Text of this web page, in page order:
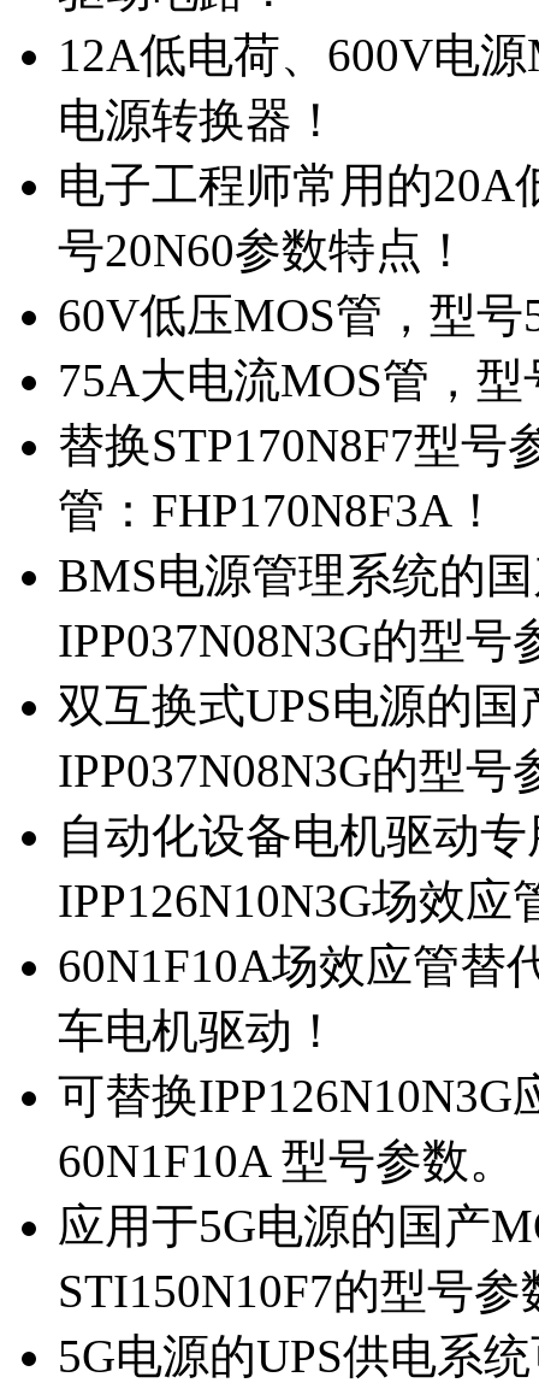
12A低电荷、600V电
电源转换器！
电子工程师常用的20A
号20N60参数特点！
60V低压MOS管，型
75A大电流MOS管，
替换STP170N8F7型
管：FHP170N8F3A！
BMS电源管理系统的
IPP037N08N3G的型号
双互换式UPS电源的
IPP037N08N3G的型号
自动化设备电机驱动
IPP126N10N3G场效应
60N1F10A场效应管替
车电机驱动！
可替换
60N1F10A 型号参数。
应用于5G电源的国产
STI150N10F7的型号参
5G电源的UPS供电系